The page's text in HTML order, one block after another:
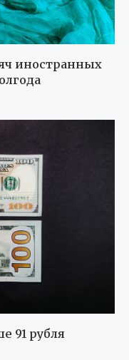
иностранных
91 рубля